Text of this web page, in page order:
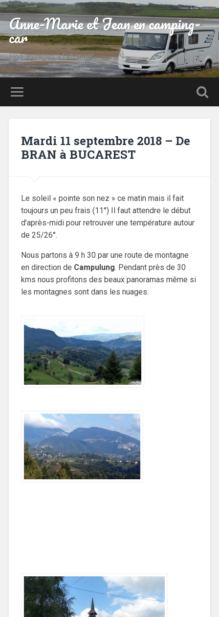
Anne-Marie et Jean en camping-
car
Nos voyages à l'étranger
Mardi 11 septembre 2018 – De
BRAN à BUCAREST
Le soleil « pointe son nez » ce matin mais il fait
toujours un peu frais (11°) Il faut attendre le début
d’après-midi pour retrouver une température autour
de 25/26°.
Nous partons à 9 h 30 par une route de montagne
en direction de Campulung. Pendant près de 30
kms nous profitons des beaux panoramas même si
les montagnes sont dans les nuages.